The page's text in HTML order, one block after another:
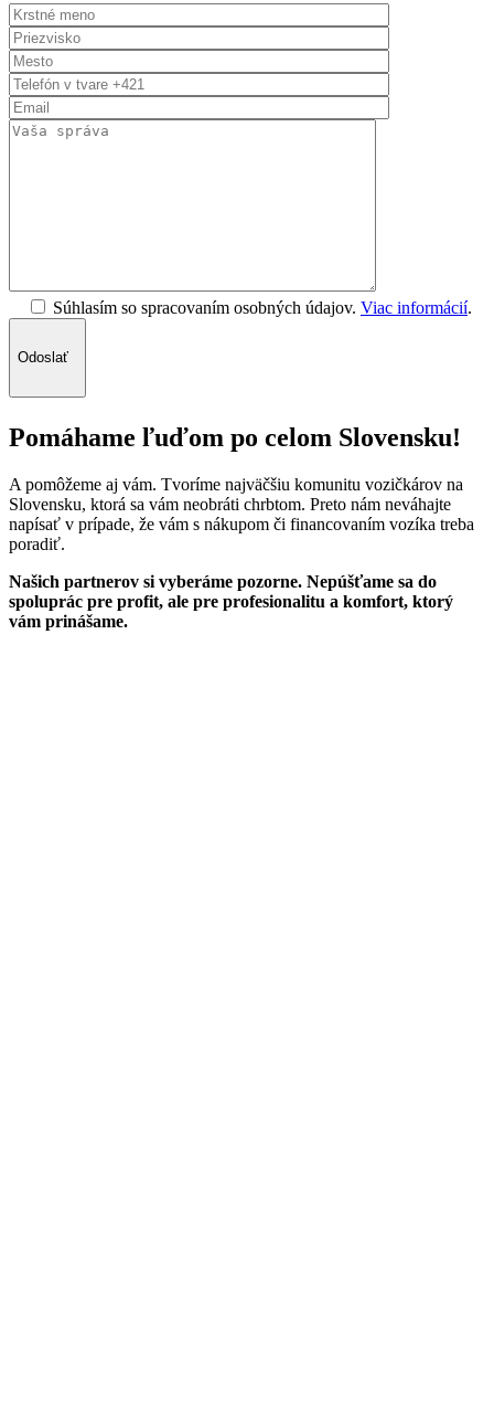
Súhlasím so spracovaním osobných údajov. Viac informácií.
Odoslať
Pomáhame ľuďom po celom Slovensku!
A pomôžeme aj vám. Tvoríme najväčšiu komunitu vozičkárov na
Slovensku, ktorá sa vám neobráti chrbtom. Preto nám neváhajte
napísať v prípade, že vám s nákupom či financovaním vozíka treba
poradiť.
Našich partnerov si vyberáme pozorne. Nepúšťame sa do
spoluprác pre profit, ale pre profesionalitu a komfort, ktorý
vám prinášame.